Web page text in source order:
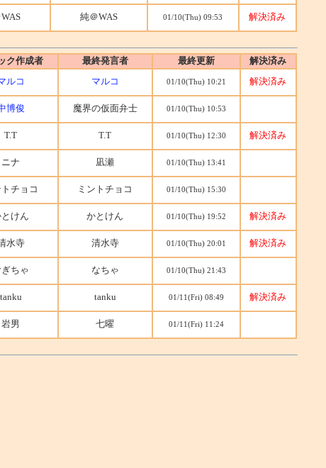
純＠WAS 01/10(Thu) 09:53 解決済み
ク作成者 最終発言者 最終更新 解決済み
ルコ マルコ 01/10(Thu) 10:21 解決済み
博俊 魔界の仮面弁士 01/10(Thu) 10:53
T.T T.T 01/10(Thu) 12:30 解決済み
ニナ 凪瀬 01/10(Thu) 13:41
トチョコ ミントチョコ 01/10(Thu) 15:30
けん かとけん 01/10(Thu) 19:52 解決済み
水寺 清水寺 01/10(Thu) 20:01 解決済み
ちゃ なちゃ 01/10(Thu) 21:43
tanku tanku 01/11(Fri) 08:49 解決済み
岩男 七曜 01/11(Fri) 11:24